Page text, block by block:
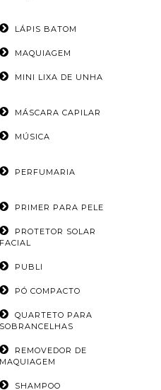
LÁPIS BATOM
MAQUIAGEM
MINI LIXA DE UNHA
MÁSCARA CAPILAR
MÚSICA
PERFUMARIA
PRIMER PARA PELE
PROTETOR SOLAR
FACIAL
PUBLI
PÓ COMPACTO
QUARTETO PARA
SOBRANCELHAS
REMOVEDOR DE
MAQUIAGEM
SHAMPOO